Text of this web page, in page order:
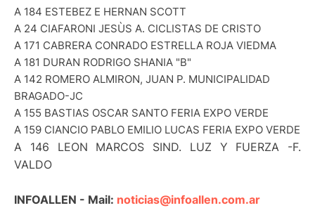
A 184 ESTEBEZ E HERNAN SCOTT
A 24 CIAFARONI JESÙS A. CICLISTAS DE CRISTO
A 171 CABRERA CONRADO ESTRELLA ROJA VIEDMA
A 181 DURAN RODRIGO SHANIA "B"
A 142 ROMERO ALMIRON, JUAN P. MUNICIPALIDAD
BRAGADO-JC
A 155 BASTIAS OSCAR SANTO FERIA EXPO VERDE
A 159 CIANCIO PABLO EMILIO LUCAS FERIA EXPO VERDE
A 146 LEON MARCOS SIND. LUZ Y FUERZA -F.
VALDO
INFOALLEN - Mail: noticias@infoallen.com.ar